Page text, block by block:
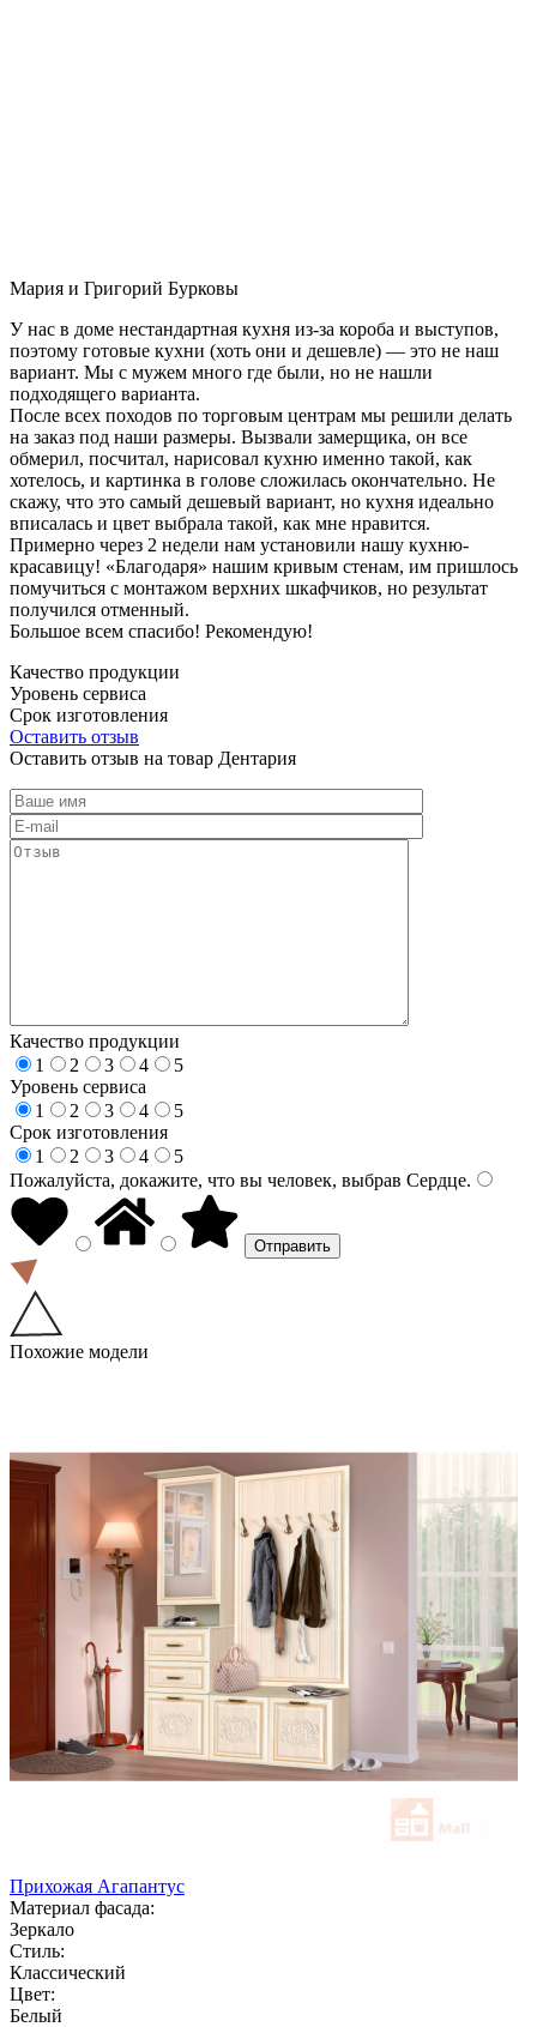
Мария и Григорий Бурковы
У нас в доме нестандартная кухня из-за короба и выступов,
поэтому готовые кухни (хоть они и дешевле) — это не наш
вариант. Мы с мужем много где были, но не нашли
подходящего варианта.
После всех походов по торговым центрам мы решили делать
на заказ под наши размеры. Вызвали замерщика, он все
обмерил, посчитал, нарисовал кухню именно такой, как
хотелось, и картинка в голове сложилась окончательно. Не
скажу, что это самый дешевый вариант, но кухня идеально
вписалась и цвет выбрала такой, как мне нравится.
Примерно через 2 недели нам установили нашу кухню-
красавицу! «Благодаря» нашим кривым стенам, им пришлось
помучиться с монтажом верхних шкафчиков, но результат
получился отменный.
Большое всем спасибо! Рекомендую!
Качество продукции
Уровень сервиса
Срок изготовления
Оставить отзыв
Оставить отзыв на товар Дентария
Качество продукции
1
2 3 4
5
Уровень сервиса
1
2 3 4
5
Срок изготовления
1
2 3 4
5
Пожалуйста, докажите, что вы человек, выбрав Сердце.
Похожие модели
Прихожая Агапантус
Материал фасада:
Зеркало
Стиль:
Классический
Цвет:
Белый